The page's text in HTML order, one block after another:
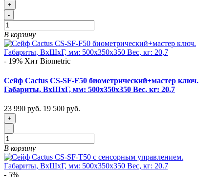
+
-
В корзину
- 19% Хит Biometric
Сейф Cactus CS-SF-F50 биометрический+мастер ключ.
Габариты, ВxШxГ, мм: 500x350x350 Вес, кг: 20,7
23 990 руб. 19 500 руб.
+
-
В корзину
- 5%